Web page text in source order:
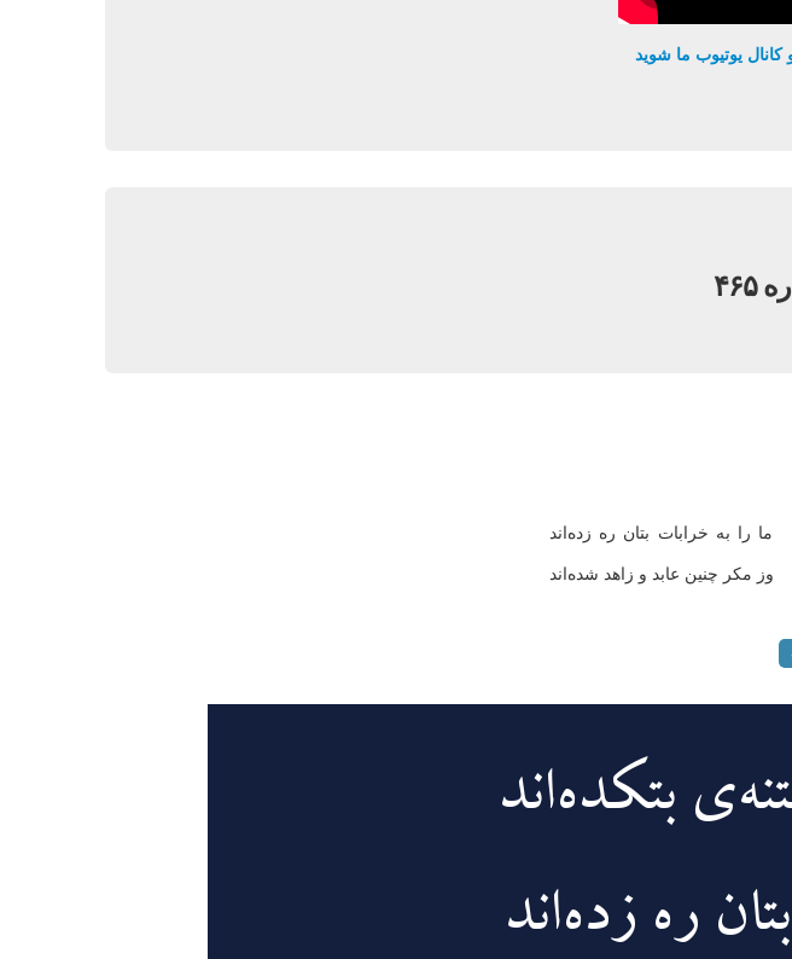
یوتیوب ما شوید
ما را به خرابات بتان ره زده‌اند
وز مکر چنین عابد و زاهد شده‌اند